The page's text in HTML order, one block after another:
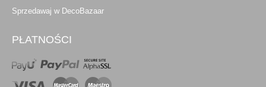
Sprzedawaj w DecoBazaar
PŁATNOŚCI